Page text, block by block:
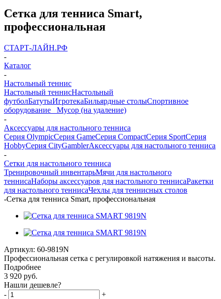
Cетка для тенниса Smart,
профессиональная
СТАРТ-ЛАЙН.РФ
-
Каталог
-
Настольный теннис
Настольный теннисНастольный
футболБатутыИгротекаБильярдные столыСпортивное
оборудование _ Мусор (на удаление)
-
Аксессуары для настольного тенниса
Серия OlympicСерия GameСерия CompactСерия SportСерия
HobbyСерия CityGamblerАксессуары для настольного тенниса
-
Сетки для настольного тенниса
Тренировочный инвентарьМячи для настольного
теннисаНаборы аксессуаров для настольного теннисаРакетки
для настольного теннисаЧехлы для теннисных столов
-Cетка для тенниса Smart, профессиональная
Артикул: 60-9819N
Профессиональная сетка с регулировкой натяжения и высоты.
Подробнее
3 920 руб.
Нашли дешевле?
-
+